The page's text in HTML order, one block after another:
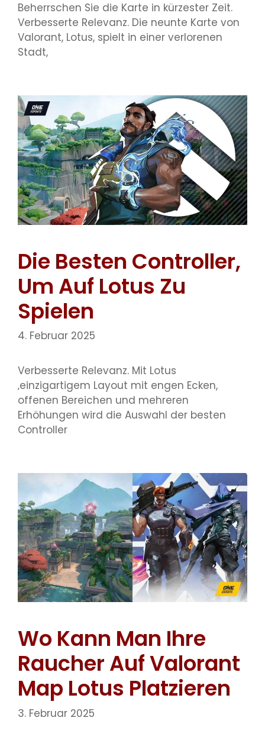
Beherrschen Sie die Karte in kürzester Zeit.
Verbesserte Relevanz. Die neunte Karte von
Valorant, Lotus, spielt in einer verlorenen
Stadt,
Die Besten Controller,
Um Auf Lotus Zu
Spielen
4. Februar 2025
Verbesserte Relevanz. Mit Lotus
‚einzigartigem Layout mit engen Ecken,
offenen Bereichen und mehreren
Erhöhungen wird die Auswahl der besten
Controller
Wo Kann Man Ihre
Raucher Auf Valorant
Map Lotus Platzieren
3. Februar 2025